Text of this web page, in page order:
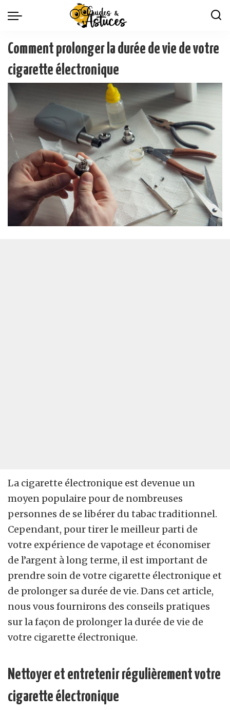
Comment prolonger la durée de vie de votre
cigarette électronique
La cigarette électronique est devenue un
moyen populaire pour de nombreuses
personnes de se libérer du tabac traditionnel.
Cependant, pour tirer le meilleur parti de
votre expérience de vapotage et économiser
de l’argent à long terme, il est important de
prendre soin de votre cigarette électronique et
de prolonger sa durée de vie. Dans cet article,
nous vous fournirons des conseils pratiques
sur la façon de prolonger la durée de vie de
votre cigarette électronique.
Nettoyer et entretenir régulièrement votre
cigarette électronique